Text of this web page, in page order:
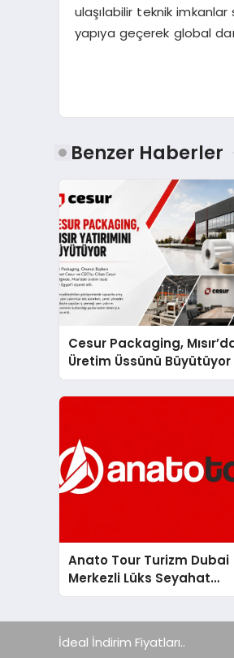
ulaşılabilir teknik
yapıya geçerek global
Benzer Haberler
Cesur Packaging,
Üretim Üssünü Büyütüyor
Anato Tour Turizm Dubai
Merkezli Lüks Seyahat
Hizmetleriyle Küresel
İdeal İndirim Fiyatları..